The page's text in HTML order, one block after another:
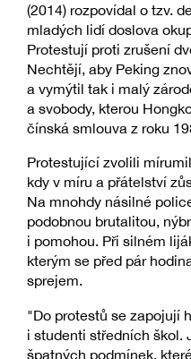
(2014) rozpovídal o tzv.
mladých lidí doslova
Protestují proti zrušení
Nechtějí, aby Peking
a vymýtil tak i malý
a svobody, kterou
čínská smlouva z roku
Protestující zvolili
kdy v míru a přátelství
Na mnohdy násilné
podobnou brutalitou,
i pomohou. Při silném
kterým se před pár
sprejem.
"Do protestů se zapojují
i studenti středních škol.
špatných podmínek,